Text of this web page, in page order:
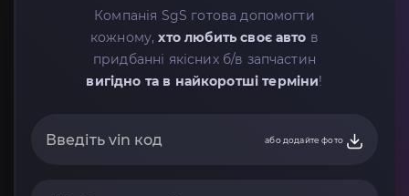
Компанія SgS готова допомогти
кожному,хто любить своє авто в
придбанні якісних б/в запчастин
вигідно та в найкоротші терміни!
або додайте фото